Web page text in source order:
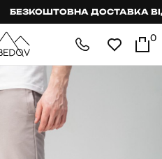
БЕЗКОШТОВНА ДОСТАВКА ВІД
0